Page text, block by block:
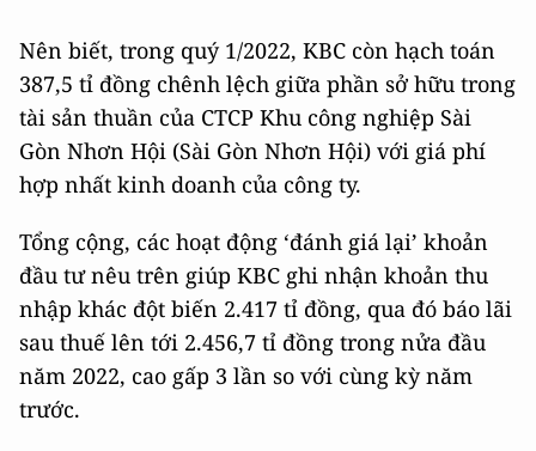
Nên biết, trong quý 1/2022, KBC còn hạch toán
387,5 tỉ đồng chênh lệch giữa phần sở hữu trong
tài sản thuần của CTCP Khu công nghiệp Sài
Gòn Nhơn Hội (Sài Gòn Nhơn Hội) với giá phí
hợp nhất kinh doanh của công ty.
Tổng cộng, các hoạt động ‘đánh giá lại’ khoản
đầu tư nêu trên giúp KBC ghi nhận khoản thu
nhập khác đột biến 2.417 tỉ đồng, qua đó báo lãi
sau thuế lên tới 2.456,7 tỉ đồng trong nửa đầu
năm 2022, cao gấp 3 lần so với cùng kỳ năm
trước.